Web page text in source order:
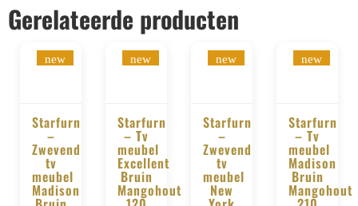
Gerelateerde producten
BESTELLEN
new
Starfurn
–
Zwevend
tv
meubel
Madison
BESTELLEN
new
Starfurn
– Tv
meubel
Excellent
Bruin
Mangohout
BESTELLEN
new
Starfurn
–
Zwevend
tv
meubel
New
BESTELLEN
new
Starfurn
– Tv
meubel
Madison
Bruin
Mangohout